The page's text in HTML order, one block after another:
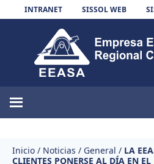
Skip to content
INTRANET SISSOL WEB
Inicio / Noticias / General / LA
CLIENTES PONERSE AL DÍA EN